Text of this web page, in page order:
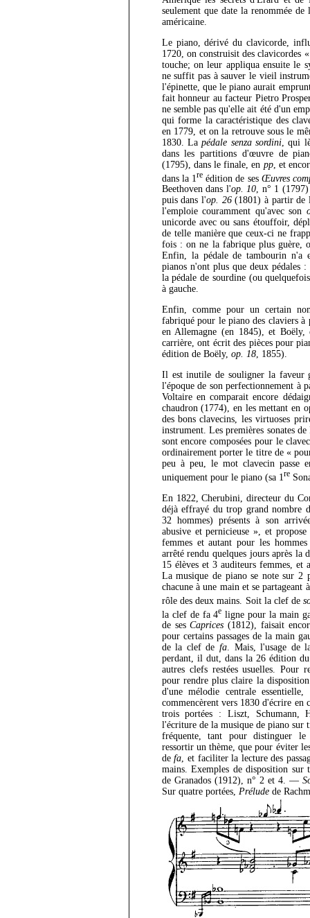
seulement que date la renommée
américaine.
Le piano, dérivé du clavicorde,
1720, on construisit des clavicordes
touche; on leur appliqua ensuite le
ne suffit pas à sauver le vieil
l'épinette, que le piano aurait
fait honneur au facteur Pietro
ne semble pas qu'elle ait été d'un
qui forme la caractéristique des
en 1779, et on la retrouve sous le
1830. Lapédale senza sordini, qui
dans les partitions d'œuvre de
(1795), dans le finale, en pp, et
dans la 1re édition de ses Œuvres
Beethoven dans l'op. 10, n° 1
puis dans l'op. 26(1801) à partir de
l'emploie couramment qu'avec son
unicorde avec ou sans étouffoir,
de telle manière que ceux-ci ne
fois : on ne la fabrique plus guère,
Enfin, la pédale de tambourin n'a
pianos n'ont plus que deux pédales
la pédale de sourdine (ou
à gauche.
Enfin, comme pour un certain
fabriqué pour le piano des claviers à
en Allemagne (en 1845), et Boëly,
carrière, ont écrit des pièces pour
édition de Boëly, op. 18, 1855).
Il est inutile de souligner la faveur
l'époque de son perfectionnement à
Voltaire en comparait encore
chaudron (1774), en les mettant en
des bons clavecins, les virtuoses
instrument. Les premières sonates
sont encore composées pour le
ordinairement porter le titre de «
peu à peu, le mot clavecin passe
uniquement pour le piano (sa 1 re
En 1822, Cherubini, directeur du
déjà effrayé du trop grand nombre
32 hommes) présents à son
abusive et pernicieuse », et
femmes et autant pour les
arrêté rendu quelques jours après la
15 élèves et 3 auditeurs femmes, et
La musique de piano se note sur 2
chacune à une main et se
rôle des deux mains. Soit la clef de
la clef de fa 4e ligne pour la main
de sesCaprices (1812), faisait
pour certains passages de la main
de la clef defa. Mais, l'usage de
perdant, il dut, dans la 26 édition
autres clefs restées usuelles. Pour
pour rendre plus claire la
d'une mélodie centrale essentielle,
commencèrent vers 1830 d'écrire en
trois portées : Liszt, Schumann,
l'écriture de la musique de piano sur
fréquente, tant pour distinguer le
ressortir un thème, que pour éviter
defa, et faciliter la lecture des
mains. Exemples de disposition sur
de Granados (1912), n° 2 et 4. —
Sur quatre portées, Préludede